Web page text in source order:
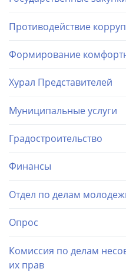
Противодействие
Формирование
Хурал Представителей
Муниципальные услуги
Градостроительство
Финансы
Отдел по делам
Опрос
Комиссия по делам
их прав